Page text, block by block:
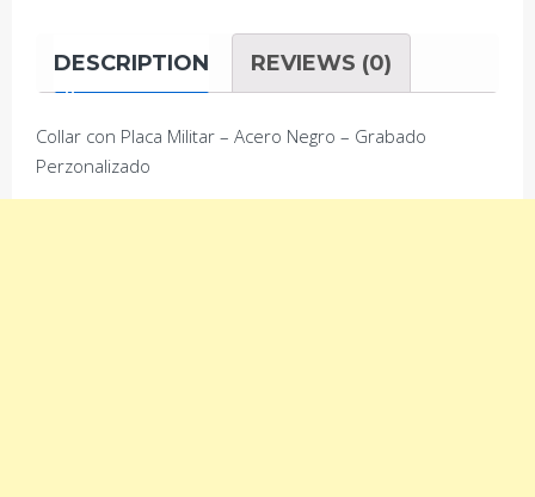
Grabado
Perzonalizado
quantity
DESCRIPTION REVIEWS (0)
Collar con Placa Militar – Acero Negro – Grabado
Perzonalizado